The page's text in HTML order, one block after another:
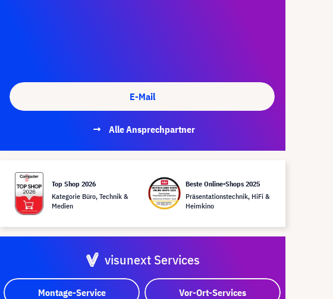
E-Mail
Alle Ansprechpartner
Top Shop 2026
Kategorie Büro, Technik &
Medien
Beste Online-Shops 2025
Präsentationstechnik, HiFi &
Heimkino
visunext Services
Montage-Service Vor-Ort-Services